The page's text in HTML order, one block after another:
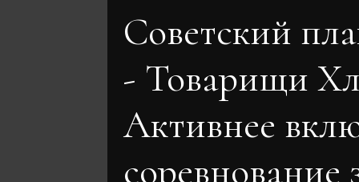
Советский
- Товарищи
Активнее
соревнование